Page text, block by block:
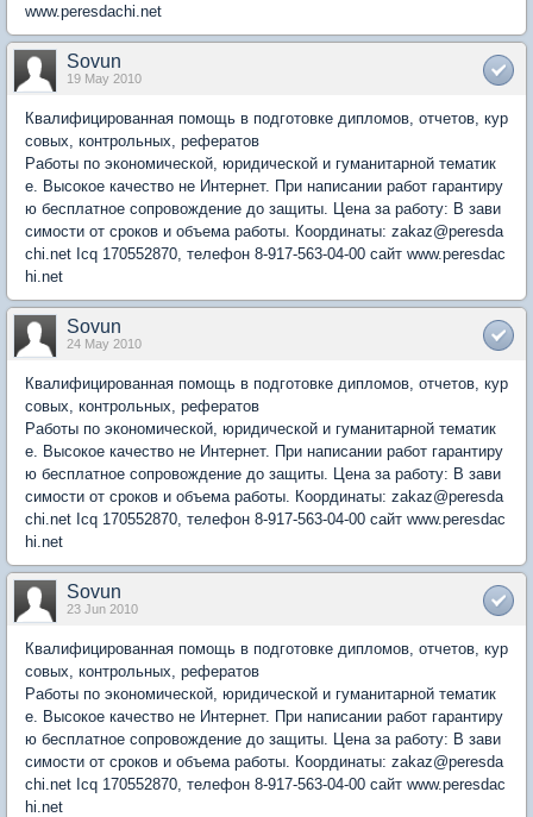
www.peresdachi.net
Sovun
19 May 2010
Квалифицированная помощь в подготовке дипломов, отчетов, кур
совых, контрольных, рефератов
Работы по экономической, юридической и гуманитарной тематик
е. Высокое качество не Интернет. При написании работ гарантиру
ю бесплатное сопровождение до защиты. Цена за работу: В зави
симости от сроков и объема работы. Координаты: zakaz@peresda
chi.net Icq 170552870, телефон 8-917-563-04-00 сайт www.peresdac
hi.net
Sovun
24 May 2010
Квалифицированная помощь в подготовке дипломов, отчетов, кур
совых, контрольных, рефератов
Работы по экономической, юридической и гуманитарной тематик
е. Высокое качество не Интернет. При написании работ гарантиру
ю бесплатное сопровождение до защиты. Цена за работу: В зави
симости от сроков и объема работы. Координаты: zakaz@peresda
chi.net Icq 170552870, телефон 8-917-563-04-00 сайт www.peresdac
hi.net
Sovun
23 Jun 2010
Квалифицированная помощь в подготовке дипломов, отчетов, кур
совых, контрольных, рефератов
Работы по экономической, юридической и гуманитарной тематик
е. Высокое качество не Интернет. При написании работ гарантиру
ю бесплатное сопровождение до защиты. Цена за работу: В зави
симости от сроков и объема работы. Координаты: zakaz@peresda
chi.net Icq 170552870, телефон 8-917-563-04-00 сайт www.peresdac
hi.net